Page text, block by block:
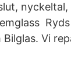
Bilglas. Vi